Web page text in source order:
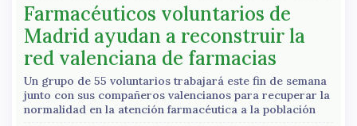
Farmacéuticos voluntarios de
Madrid ayudan a reconstruir la
red valenciana de farmacias
Un grupo de 55 voluntarios trabajará este fin de semana
junto con sus compañeros valencianos para recuperar la
normalidad en la atención farmacéutica a la población